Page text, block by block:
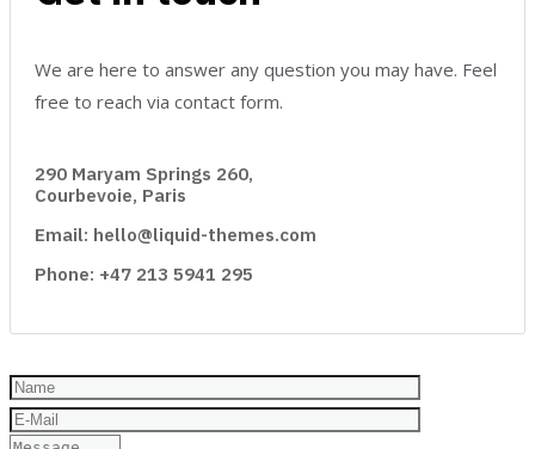
We are here to answer any question you may have. Feel
free to reach via contact form.
290 Maryam Springs 260,
Courbevoie, Paris
Email: hello@liquid-themes.com
Phone: +47 213 5941 295